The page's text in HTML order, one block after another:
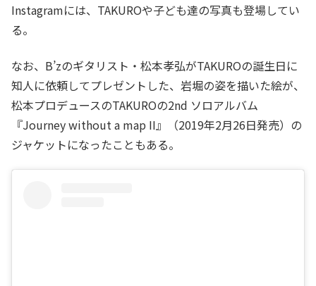
Instagramには、TAKUROや子ども達の写真も登場してい
る。
なお、B’zのギタリスト・松本孝弘がTAKUROの誕生日に
知人に依頼してプレゼントした、岩堀の姿を描いた絵が、
松本プロデュースのTAKUROの2nd ソロアルバム
『Journey without a map II』（2019年2月26日発売）の
ジャケットになったこともある。